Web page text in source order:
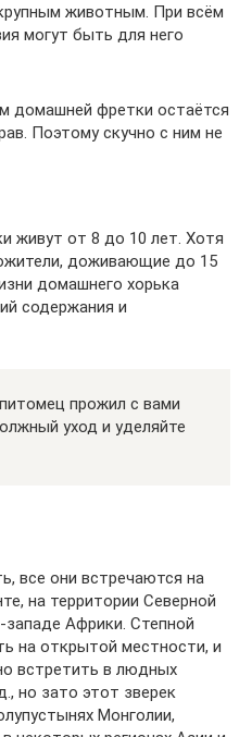
животным. При всём
могут быть для него
домашней фретки остаётся
Поэтому скучно с ним не
живут от 8 до 10 лет. Хотя
доживающие до 15
домашнего хорька
содержания и
прожил с вами
уход и уделяйте
все они встречаются на
на территории Северной
Африки. Степной
на открытой местности, и
встретить в людных
но зато этот зверек
Монголии,